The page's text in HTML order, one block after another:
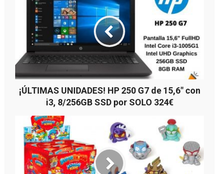
¡ÚLTIMAS UNIDADES! HP 250 G7 de 15,6″ con
i3, 8/256GB SSD por SOLO 324€